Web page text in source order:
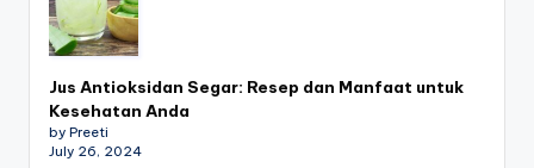
Jus Antioksidan Segar: Resep dan Manfaat untuk
Kesehatan Anda
by Preeti
July 26, 2024